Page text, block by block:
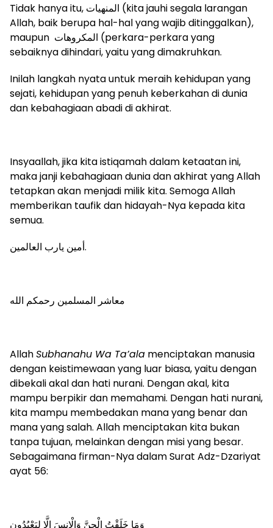
Tidak hanya itu, المنهيات (kita jauhi segala larangan
Allah, baik berupa hal-hal yang wajib ditinggalkan),
maupun المكروهات (perkara-perkara yang
sebaiknya dihindari, yaitu yang dimakruhkan.
Inilah langkah nyata untuk meraih kehidupan yang
sejati, kehidupan yang penuh keberkahan di dunia
dan kebahagiaan abadi di akhirat.
Insyaallah, jika kita istiqamah dalam ketaatan ini,
maka janji kebahagiaan dunia dan akhirat yang Allah
tetapkan akan menjadi milik kita. Semoga Allah
memberikan taufik dan hidayah-Nya kepada kita
semua.
أمين يارب العالمين.
معاشر المسلمين رحمكم الله
AllahSubhanahu Wa Ta’ala menciptakan manusia
dengan keistimewaan yang luar biasa, yaitu dengan
dibekali akal dan hati nurani. Dengan akal, kita
mampu berpikir dan memahami. Dengan hati nurani,
kita mampu membedakan mana yang benar dan
mana yang salah. Allah menciptakan kita bukan
tanpa tujuan, melainkan dengan misi yang besar.
Sebagaimana firman-Nya dalam Surat Adz-Dzariyat
ayat 56:
وَمَا خَلَقْتُ الْجِنَّ وَالْإِنسَ إِلَّا لِيَعْبُدُونِ